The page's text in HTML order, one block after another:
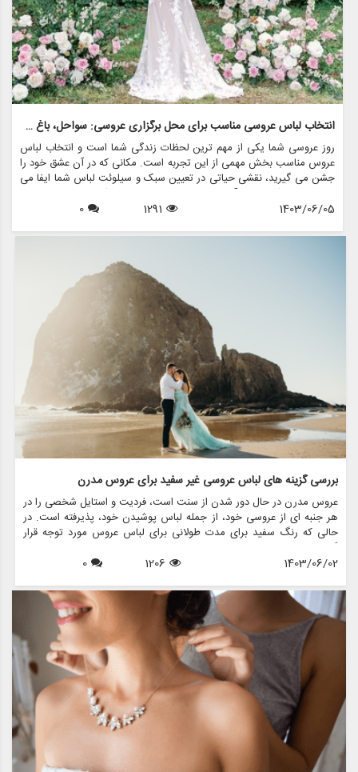
انتخاب لباس عروسی مناسب برای محل برگزاری عروسی: سواحل، باغ ها و سالن های رقص
روز عروسی شما یکی از مهم ترین لحظات زندگی شما است و انتخاب لباس
عروس مناسب بخش مهمی از این تجربه است. مکانی که در آن عشق خود را
جشن می گیرید، نقشی حیاتی در تعیین سبک و سیلوئت لباس شما ایفا می
کند. چه در یک ساحل آفتاب زده، چه در باغی پر از شکوفه، یا در دیوارهای
زیبای یک سالن رقص بگویید «من می کنم»، لباس شما نه تنها باید سبک
این مقاله به بررسی نحوه انتخاب لباس عروس مناسب برای سالن های
1403/06/05
1291
0
بررسی گزینه های لباس عروسی غیر سفید برای عروس مدرن
عروس مدرن در حال دور شدن از سنت است، فردیت و استایل شخصی را در
هر جنبه ای از عروسی خود، از جمله لباس پوشیدن خود، پذیرفته است. در
حالی که رنگ سفید برای مدت طولانی برای لباس عروس مورد توجه قرار
گرفته است، عروس های بیشتری برای لباس عروسی غیر سفید انتخاب می
کنند که شخصیت منحصر به فرد آنها و جوهر داستان عشق آنها را منعکس
می کنیم، در مورد نحوه انتخاب استایل مناسب برای روز خاص خود بحث می
کنیم و نشان می دهیم که مزون چرخچی چگونه می تواند به شما در پیدا
کردن یا ایجاد لباس مناسب کمک کند.
1403/06/02
1206
0